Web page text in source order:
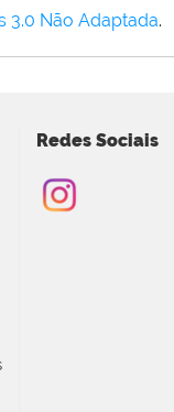
3.0 Não Adaptada.
Redes Sociais